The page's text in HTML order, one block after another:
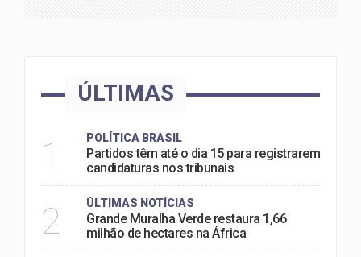
ÚLTIMAS
1 POLÍTICA BRASIL
Partidos têm até o dia 15 para registrarem
candidaturas nos tribunais
2 ÚLTIMAS NOTÍCIAS
Grande Muralha Verde restaura 1,66
milhão de hectares na África